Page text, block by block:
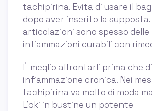
tachipirina. Evita di usare il
dopo aver inserito la supposta.
articolazioni sono spesso delle
infiammazioni curabili con
È meglio affrontarli prima che
infiammazione cronica. Nei
tachipirina va molto di moda ma
L'oki in bustine un potente